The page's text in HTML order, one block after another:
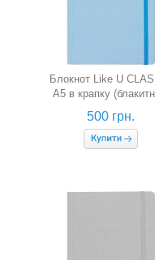
Блокнот Like U
A5 в крапку
130 г/м2)
500 грн.